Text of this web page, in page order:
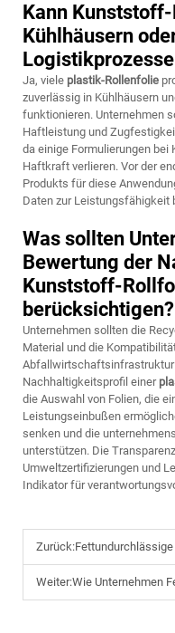
Kann
Kühlhäusern
Ja, viele plastik-Rollenfolie
zuverlässig in Kühlhäusern
funktionieren. Unternehmen
Haftleistung und
da einige Formulierungen bei
Haftkraft verlieren. Vor der
Produkts für diese
Daten zur Leistungsfähigkeit
Was sollten
Bewertung der
Kunststoff-
berücksichtigen?
Unternehmen sollten die
Material und die
Abfallwirtschaftsinfrastruktur
Nachhaltigkeitsprofil einer
die Auswahl von Folien, die
Leistungseinbußen
senken und die
unterstützen. Die
Umweltzertifizierungen und
Indikator für
Zurück:Fettundurchlässige
Weiter:Wie Unternehmen